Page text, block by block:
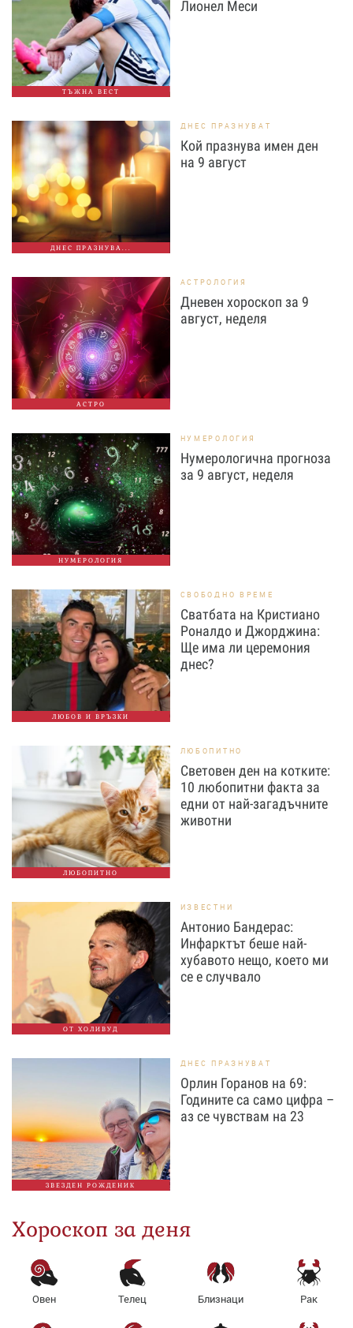
ТЪЖНА ВЕСТ
Лионел Меси
ДНЕС ПРАЗНУВА...
ДНЕС ПРАЗНУВАТ
Кой празнува имен ден
на 9 август
АСТРО
АСТРОЛОГИЯ
Дневен хороскоп за 9
август, неделя
НУМЕРОЛОГИЯ
НУМЕРОЛОГИЯ
Нумерологична прогноза
за 9 август, неделя
ЛЮБОВ И ВРЪЗКИ
СВОБОДНО ВРЕМЕ
Сватбата на Кристиано
Роналдо и Джорджина:
Ще има ли церемония
днес?
ЛЮБОПИТНО
ЛЮБОПИТНО
Световен ден на котките:
10 любопитни факта за
едни от най-загадъчните
животни
ОТ ХОЛИВУД
ИЗВЕСТНИ
Антонио Бандерас:
Инфарктът беше най-
хубавото нещо, което ми
се е случвало
ЗВЕЗДЕН РОЖДЕНИК
ДНЕС ПРАЗНУВАТ
Орлин Горанов на 69:
Годините са само цифра –
аз се чувствам на 23
Хороскоп за деня
Овен Телец Близнаци Рак